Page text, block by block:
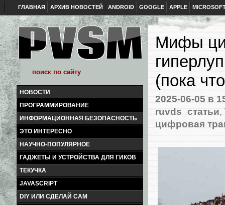
ГЛАВНАЯ АРХИВ НОВОСТЕЙ ANDROID GOOGLE APPLE
НОВОСТИ
ПРОГРАММИРОВАНИЕ
ИНФОРМАЦИОННАЯ БЕЗОПАСНОСТЬ
ЭТО ИНТЕРЕСНО
НАУЧНО-ПОПУЛЯРНОЕ
ГАДЖЕТЫ И УСТРОЙСТВА ДЛЯ ГИКОВ
ТЕКУЧКА
JAVASCRIPT
DIY ИЛИ СДЕЛАЙ САМ
Мифы
(пока
2025-06-05 в
ruvds_статьи,
цифровая